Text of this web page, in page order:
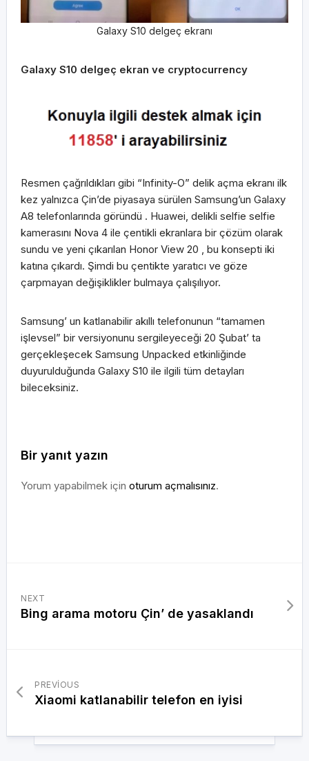
Galaxy S10 delgeç ekranı
Galaxy S10 delgeç ekran ve cryptocurrency
Resmen çağrıldıkları gibi “Infinity-O” delik açma ekranı ilk
kez yalnızca Çin’de piyasaya sürülen Samsung’un Galaxy
A8 telefonlarında göründü . Huawei, delikli selfie selfie
kamerasını Nova 4 ile çentikli ekranlara bir çözüm olarak
sundu ve yeni çıkarılan Honor View 20 , bu konsepti iki
katına çıkardı. Şimdi bu çentikte yaratıcı ve göze
çarpmayan değişiklikler bulmaya çalışılıyor.
Samsung’ un katlanabilir akıllı telefonunun “tamamen
işlevsel” bir versiyonunu sergileyeceği 20 Şubat’ ta
gerçekleşecek Samsung Unpacked etkinliğinde
duyurulduğunda Galaxy S10 ile ilgili tüm detayları
bileceksiniz.
Bir yanıt yazın
Yorum yapabilmek için oturum açmalısınız.
NEXT
Bing arama motoru Çin’ de yasaklandı
PREVIOUS
Xiaomi katlanabilir telefon en iyisi